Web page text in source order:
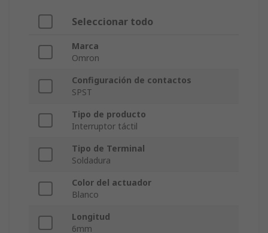
Seleccionar todo
Marca
Omron
Configuración de contactos
SPST
Tipo de producto
Interruptor táctil
Tipo de Terminal
Soldadura
Color del actuador
Blanco
Longitud
6mm